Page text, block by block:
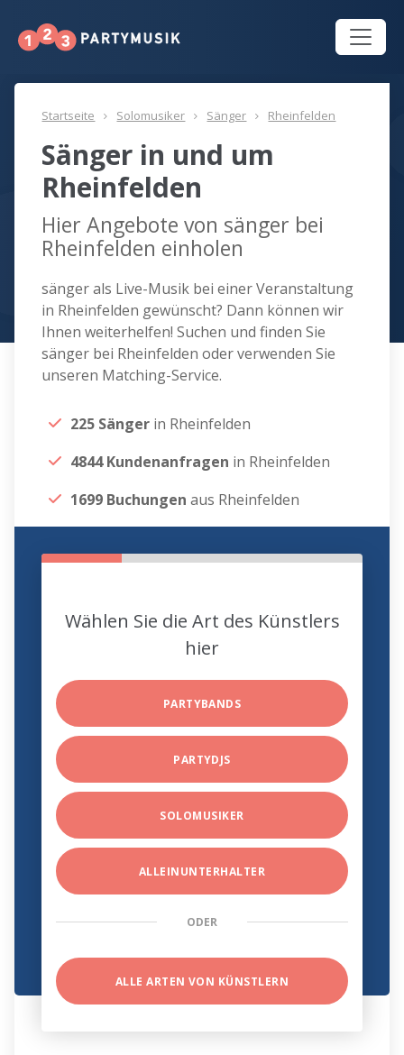
Startseite Solomusiker Sänger Rheinfelden
Sänger in und um
Rheinfelden
Hier Angebote von sänger bei
Rheinfelden einholen
sänger als Live-Musik bei einer Veranstaltung
in Rheinfelden gewünscht? Dann können wir
Ihnen weiterhelfen! Suchen und finden Sie
sänger bei Rheinfelden oder verwenden Sie
unseren Matching-Service.
225 Sänger in Rheinfelden
4844 Kundenanfragen in Rheinfelden
1699 Buchungen aus Rheinfelden
Wählen Sie die Art des Künstlers
hier
PARTYBANDS
PARTYDJS
SOLOMUSIKER
ALLEINUNTERHALTER
ODER
ALLE ARTEN VON KÜNSTLERN